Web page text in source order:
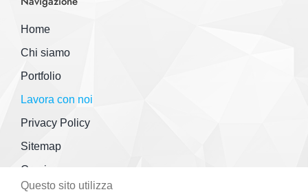
Home
Chi siamo
Portfolio
Lavora con noi
Privacy Policy
Sitemap
Corsi
Questo sito utilizza